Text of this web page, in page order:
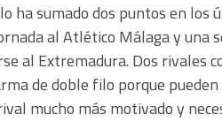
ha sumado dos puntos en los
al Atlético Málaga y una
al Extremadura. Dos rivales
de doble filo porque pueden
mucho más motivado y